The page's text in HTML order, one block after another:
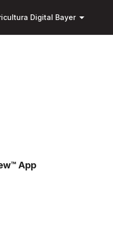
o
Digital Bayerarrow_drop_down
App